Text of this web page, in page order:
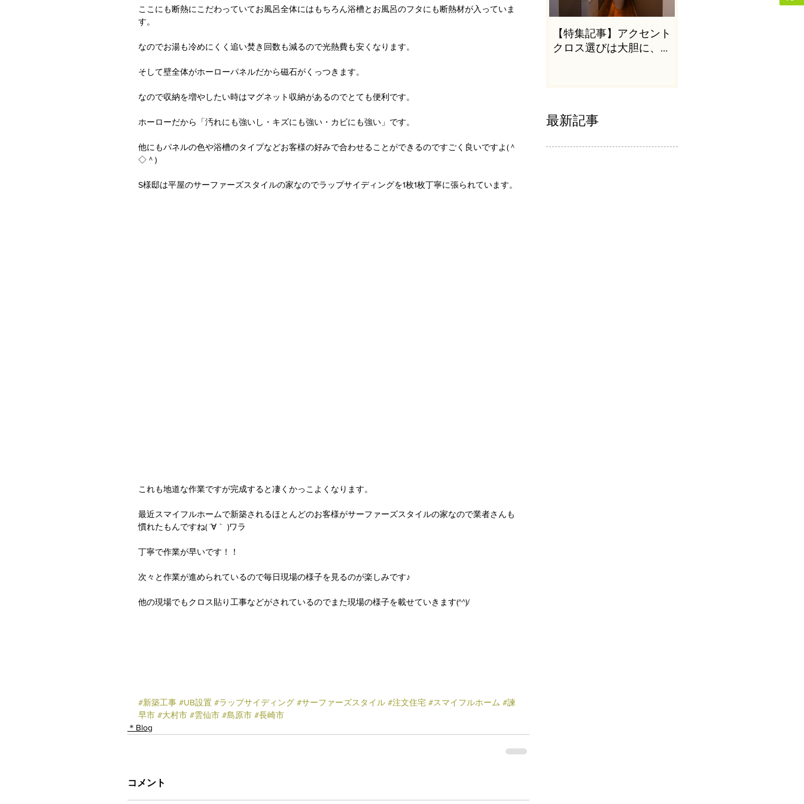
ここにも断熱にこだわっていてお風呂全体にはもちろん浴槽とお風呂のフタにも断熱材が入っていま
す。
なのでお湯も冷めにくく追い焚き回数も減るので光熱費も安くなります。
そして壁全体がホーローパネルだから磁石がくっつきます。
なので収納を増やしたい時はマグネット収納があるのでとても便利です。
ホーローだから「汚れにも強いし・キズにも強い・カビにも強い」です。
他にもパネルの色や浴槽のタイプなどお客様の好みで合わせることができるのですごく良いですよ(＾
◇＾)
S様邸は平屋のサーファーズスタイルの家なのでラップサイディングを1枚1枚丁寧に張られています。
これも地道な作業ですが完成すると凄くかっこよくなります。
最近スマイフルホームで新築されるほとんどのお客様がサーファーズスタイルの家なので業者さんも
慣れたもんですね( ´∀｀ )ワラ
丁寧で作業が早いです！！
次々と作業が進められているので毎日現場の様子を見るのが楽しみです♪
他の現場でもクロス貼り工事などがされているのでまた現場の様子を載せていきます(^^)/
#新築工事 #UB設置 #ラップサイディング #サーファーズスタイル #注文住宅 #スマイフルホーム #諫
早市 #大村市 #雲仙市 #島原市 #長崎市
＊Blog
コメント
【特集記事】アクセント
クロス選びは大胆に、か
最新記事